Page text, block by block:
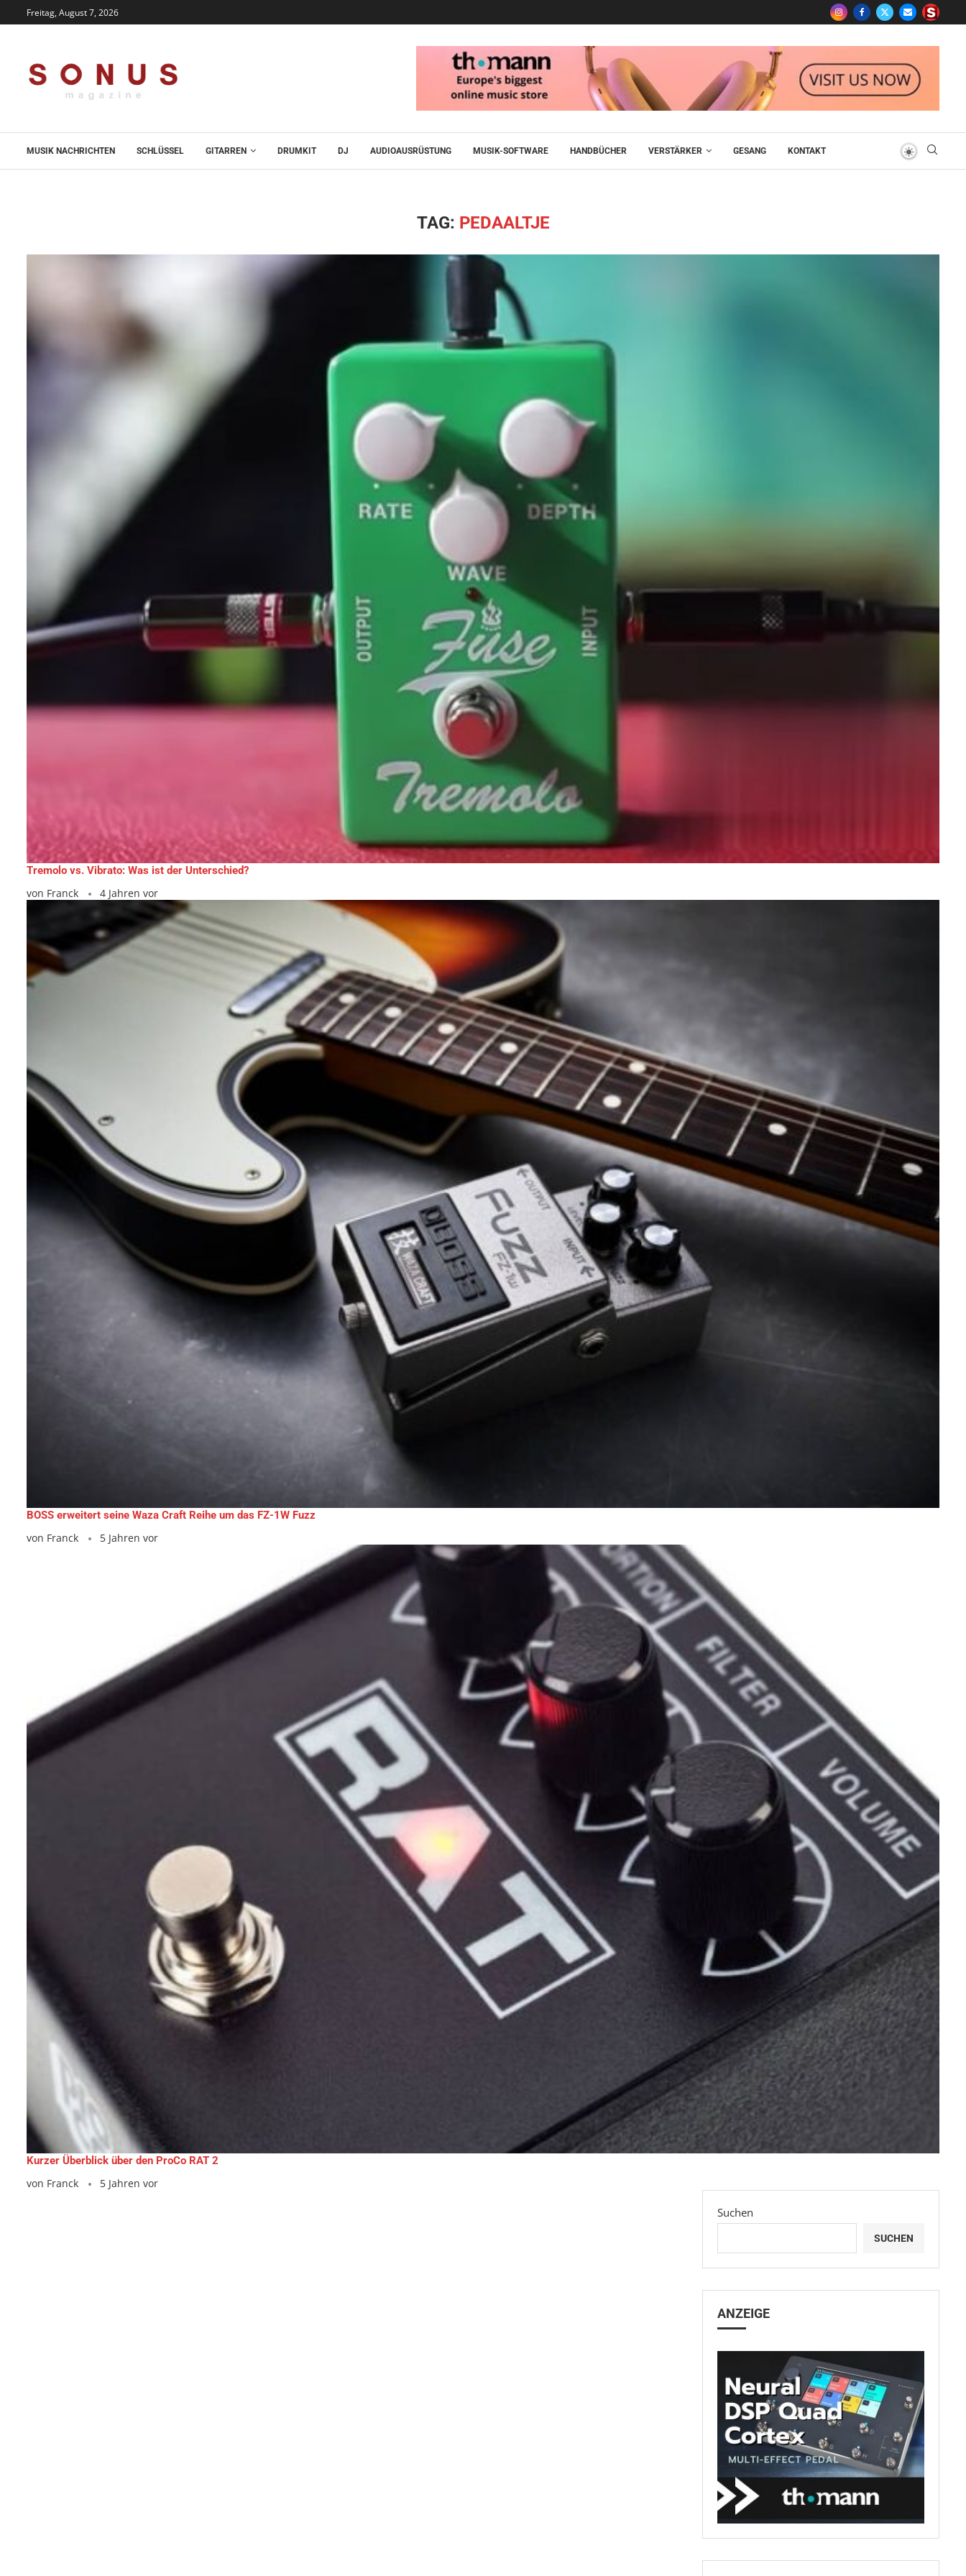
Freitag, August 7, 2026
MUSIK NACHRICHTEN SCHLÜSSEL GITARREN DRUMKIT DJ AUDIOAUSRÜSTUNG MUSIK-SOFTWARE HANDBÜCHER VERSTÄRKER GESANG KONTAKT
TAG: PEDAALTJE
Tremolo vs. Vibrato: Was ist der Unterschied?
von Franck 4 Jahren vor
BOSS erweitert seine Waza Craft Reihe um das FZ-1W Fuzz
von Franck 5 Jahren vor
Kurzer Überblick über den ProCo RAT 2
von Franck 5 Jahren vor
Suchen
SUCHEN
ANZEIGE